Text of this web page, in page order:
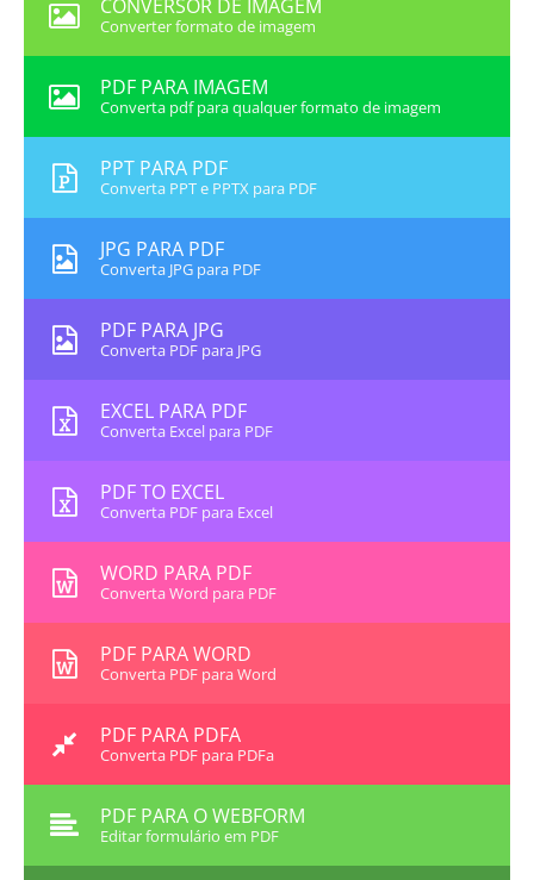
CONVERSOR DE IMAGEM
Converter formato de imagem
PDF PARA IMAGEM
Converta pdf para qualquer formato de imagem
PPT PARA PDF
Converta PPT e PPTX para PDF
JPG PARA PDF
Converta JPG para PDF
PDF PARA JPG
Converta PDF para JPG
EXCEL PARA PDF
Converta Excel para PDF
PDF TO EXCEL
Converta PDF para Excel
WORD PARA PDF
Converta Word para PDF
PDF PARA WORD
Converta PDF para Word
PDF PARA PDFA
Converta PDF para PDFa
PDF PARA O WEBFORM
Editar formulário em PDF